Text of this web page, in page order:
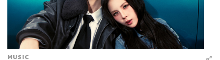
MUSIC